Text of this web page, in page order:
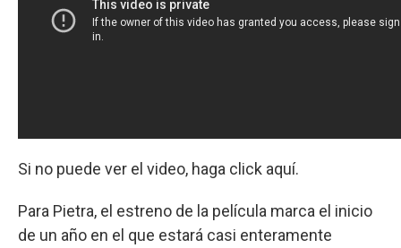
Si no puede ver el video, haga click aquí.
Para Pietra, el estreno de la película marca el inicio
de un año en el que estará casi enteramente